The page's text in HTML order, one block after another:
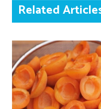
Related